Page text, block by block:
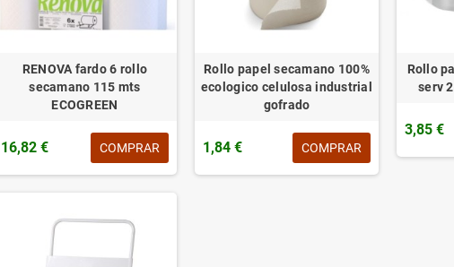
RENOVA fardo 6 rollo
secamano 115 mts
ECOGREEN
16,82 € COMPRAR
Rollo papel secamano 100%
ecologico celulosa industrial
gofrado
1,84 € COMPRAR
Rollo
serv
3,85 €